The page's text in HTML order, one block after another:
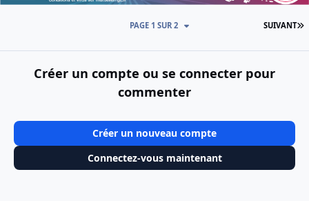
SUIVANT
PAGE 1 SUR 2
Créer un compte ou se connecter pour
commenter
Créer un nouveau compte
Connectez-vous maintenant